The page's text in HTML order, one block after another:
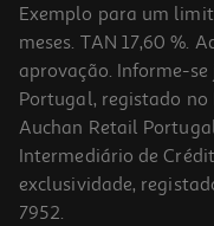
Exemplo para um
meses. TAN 17,60 %.
aprovação. Informe-
Portugal, registado no
Auchan Retail
Intermediário de
exclusividade,
7952.